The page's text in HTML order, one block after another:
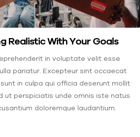
Realistic With Your Goals
in voluptate velit esse
pariatur. Excepteur sint occaecat
in culpa qui officia deserunt mollit
ut perspiciatis unde omnis iste natus
doloremque laudantium.